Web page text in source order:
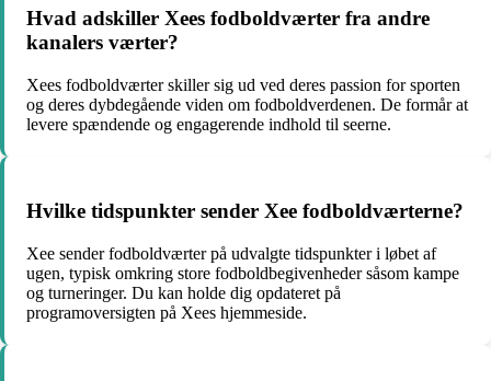
Hvad adskiller Xees fodboldværter fra andre
kanalers værter?
Xees fodboldværter skiller sig ud ved deres passion for sporten
og deres dybdegående viden om fodboldverdenen. De formår at
levere spændende og engagerende indhold til seerne.
Hvilke tidspunkter sender Xee fodboldværterne?
Xee sender fodboldværter på udvalgte tidspunkter i løbet af
ugen, typisk omkring store fodboldbegivenheder såsom kampe
og turneringer. Du kan holde dig opdateret på
programoversigten på Xees hjemmeside.